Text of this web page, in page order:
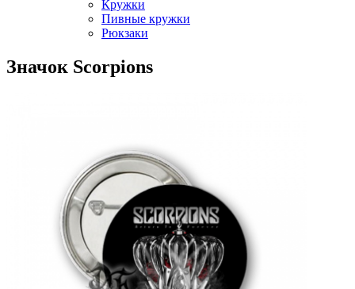
Кружки
Пивные кружки
Рюкзаки
Значок Scorpions